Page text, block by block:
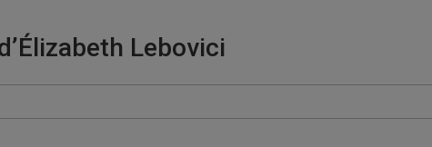
Lebovici